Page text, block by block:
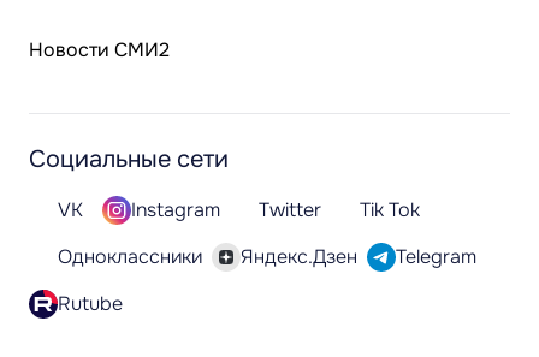
Новости СМИ2
Социальные сети
VK Instagram Twitter
Tik Tok
Одноклассники
Яндекс.Дзен
Telegram
Rutube